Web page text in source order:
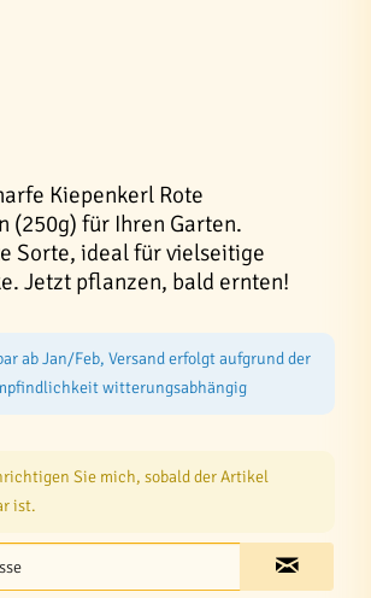
Kiepenkerl Rote
(250g) für Ihren Garten.
Sorte, ideal für vielseitige
Jetzt pflanzen, bald ernten!
ab Jan/Feb, Versand erfolgt aufgrund der
witterungsabhängig
Sie mich, sobald der Artikel
ist.